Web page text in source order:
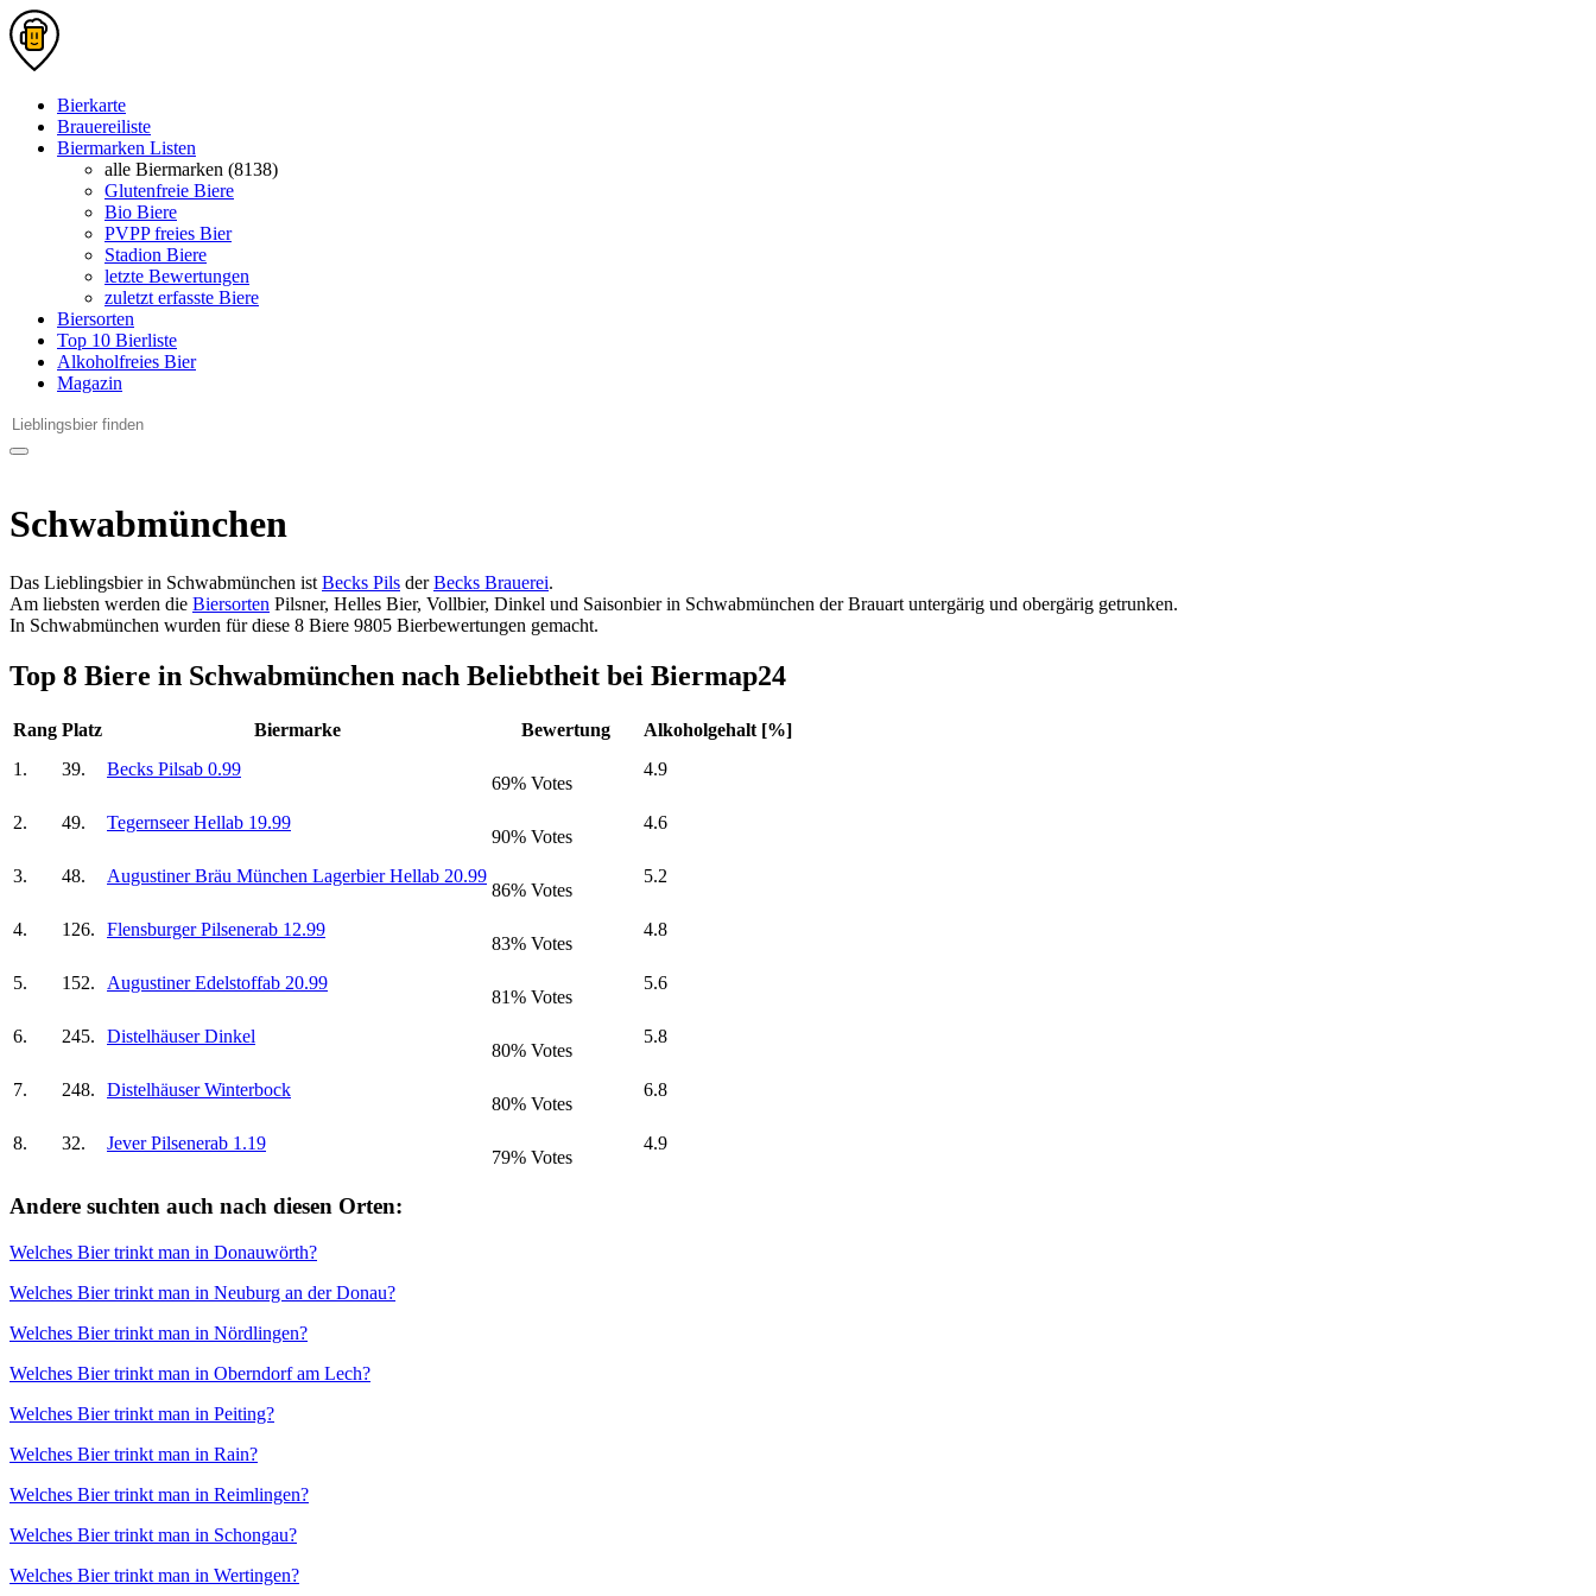
Bierkarte
Brauereiliste
Biermarken Listen
alle Biermarken (8138)
Glutenfreie Biere
Bio Biere
PVPP freies Bier
Stadion Biere
letzte Bewertungen
zuletzt erfasste Biere
Biersorten
Top 10 Bierliste
Alkoholfreies Bier
Magazin
Schwabmünchen
Das Lieblingsbier in Schwabmünchen ist Becks Pils derBecks Brauerei.
Am liebsten werden die Biersorten Pilsner, Helles Bier, Vollbier, Dinkel und Saisonbier in Schwabmünchen der Brauart untergärig und obergärig getrunken.
In Schwabmünchen wurden für diese 8 Biere 9805 Bierbewertungen gemacht.
Top 8 Biere in Schwabmünchen nach Beliebtheit bei Biermap24
Rang Platz Biermarke Bewertung
Alkoholgehalt [%]
1.
39. Becks Pilsab 0.99
69% Votes
4.9
2. 49. Tegernseer Hellab 19.99
90% Votes
4.6
3. 48. Augustiner Bräu München Lagerbier Hellab 20.99
86% Votes
5.2
4. 126. Flensburger Pilsenerab 12.99
83% Votes
4.8
5. 152. Augustiner Edelstoffab 20.99
81% Votes
5.6
6. 245. Distelhäuser Dinkel
80% Votes
5.8
7. 248. Distelhäuser Winterbock
80% Votes
6.8
8. 32. Jever Pilsenerab 1.19
79% Votes
4.9
Andere suchten auch nach diesen Orten:
Welches Bier trinkt man in Donauwörth?
Welches Bier trinkt man in Neuburg an der Donau?
Welches Bier trinkt man in Nördlingen?
Welches Bier trinkt man in Oberndorf am Lech?
Welches Bier trinkt man in Peiting?
Welches Bier trinkt man in Rain?
Welches Bier trinkt man in Reimlingen?
Welches Bier trinkt man in Schongau?
Welches Bier trinkt man in Wertingen?